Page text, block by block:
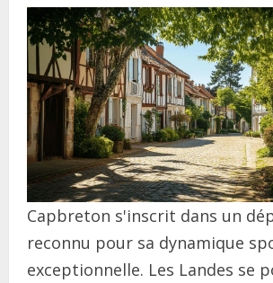
Capbreton s'inscrit dans un
reconnu pour sa dynamique
exceptionnelle. Les Landes se